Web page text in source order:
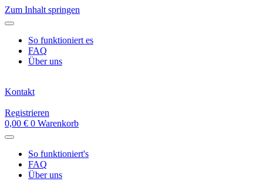
Zum Inhalt springen
So funktioniert es
FAQ
Über uns
Kontakt
Registrieren
0,00 € 0 Warenkorb
So funktioniert's
FAQ
Über uns